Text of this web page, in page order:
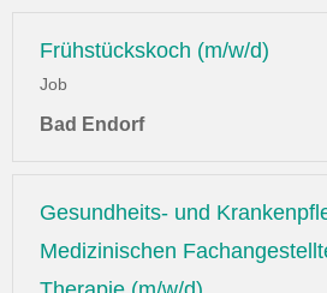
Frühstückskoch (m/w/d)
Job
Bad Endorf
Gesundheits- und
Medizinischen